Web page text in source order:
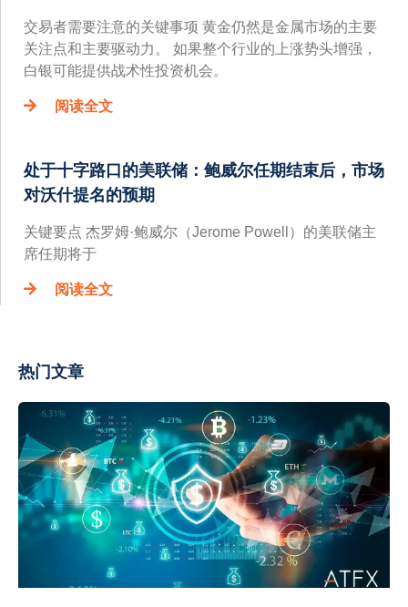
交易者需要注意的关键事项 黄金仍然是金属市场的主要
关注点和主要驱动力。 如果整个行业的上涨势头增强，
白银可能提供战术性投资机会。
阅读全文
处于十字路口的美联储：鲍威尔任期结束后，市场
对沃什提名的预期
关键要点 杰罗姆·鲍威尔（Jerome Powell）的美联储主
席任期将于
阅读全文
热门文章